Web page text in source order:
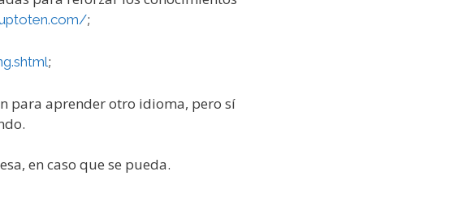
;
;
para aprender otro idioma, pero sí
en caso que se pueda.